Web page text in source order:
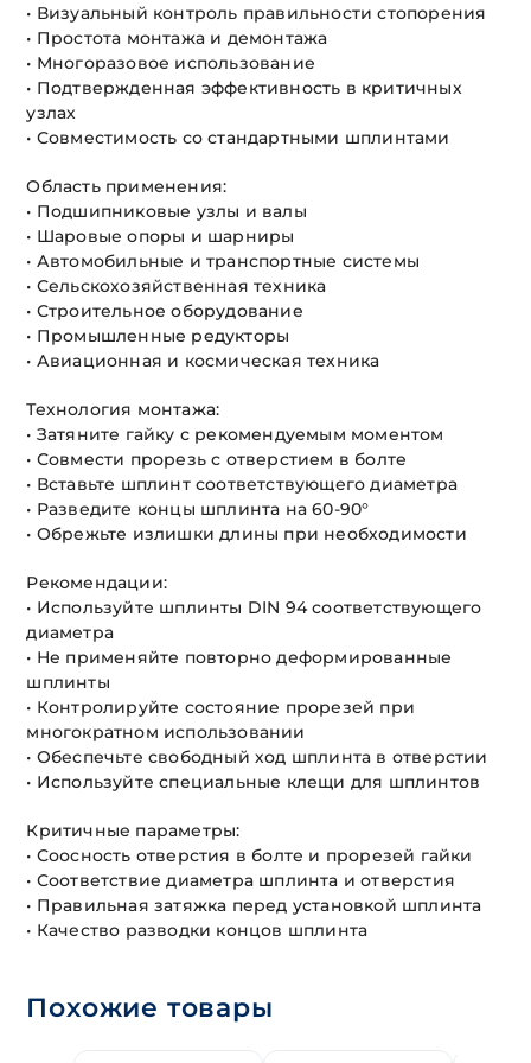
• Визуальный контроль правильности стопорения
• Простота монтажа и демонтажа
• Многоразовое использование
• Подтвержденная эффективность в критичных
узлах
• Совместимость со стандартными шплинтами
Область применения:
• Подшипниковые узлы и валы
• Шаровые опоры и шарниры
• Автомобильные и транспортные системы
• Сельскохозяйственная техника
• Строительное оборудование
• Промышленные редукторы
• Авиационная и космическая техника
Технология монтажа:
• Затяните гайку с рекомендуемым моментом
• Совмести прорезь с отверстием в болте
• Вставьте шплинт соответствующего диаметра
• Разведите концы шплинта на 60-90°
• Обрежьте излишки длины при необходимости
Рекомендации:
• Используйте шплинты DIN 94 соответствующего
диаметра
• Не применяйте повторно деформированные
шплинты
• Контролируйте состояние прорезей при
многократном использовании
• Обеспечьте свободный ход шплинта в отверстии
• Используйте специальные клещи для шплинтов
Критичные параметры:
• Соосность отверстия в болте и прорезей гайки
• Соответствие диаметра шплинта и отверстия
• Правильная затяжка перед установкой шплинта
• Качество разводки концов шплинта
Похожие товары